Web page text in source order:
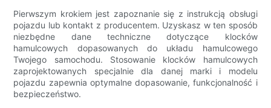
Pierwszym krokiem jest zapoznanie się z instrukcją obsługi
pojazdu lub kontakt z producentem. Uzyskasz w ten sposób
niezbędne dane techniczne dotyczące klocków
hamulcowych dopasowanych do układu hamulcowego
Twojego samochodu. Stosowanie klocków hamulcowych
zaprojektowanych specjalnie dla danej marki i modelu
pojazdu zapewnia optymalne dopasowanie, funkcjonalność i
bezpieczeństwo.